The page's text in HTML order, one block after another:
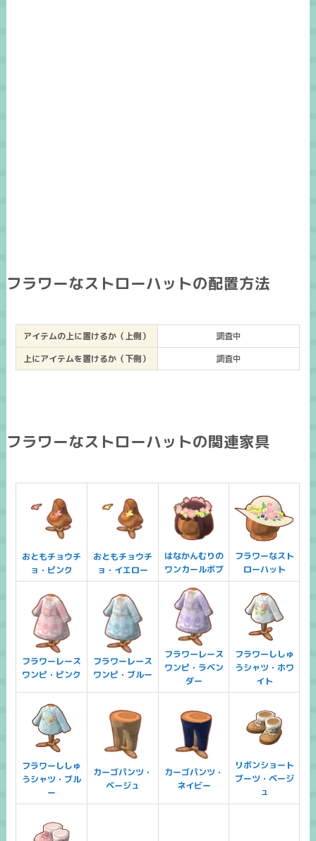
フラワーなストローハットの配置方法
アイテムの上に置けるか（上側）
調査中
上にアイテムを置けるか（下側）
調査中
フラワーなストローハットの関連家具
おともチョウチ
ョ・ピンク
おともチョウチ
ョ・イエロー
はなかんむりの
ワンカールボブ
フラワーなスト
ローハット
フラワーレース
ワンピ・ピンク
フラワーレース
ワンピ・ブルー
フラワーレース
ワンピ・ラベン
ダー
フラワーししゅ
うシャツ・ホワ
イト
フラワーししゅ
うシャツ・ブル
ー
カーゴパンツ・
ベージュ
カーゴパンツ・
ネイビー
リボンショート
ブーツ・ベージ
ュ